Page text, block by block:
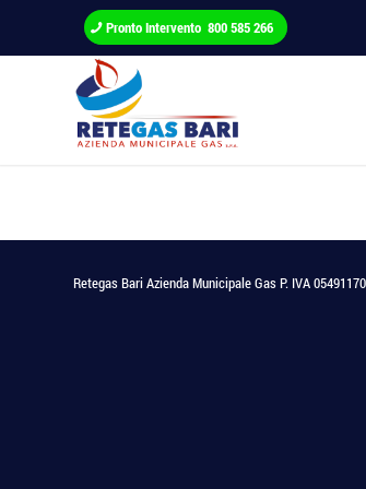
Pronto Intervento 800 585 266
Retegas Bari Azienda Municipale Gas P. IVA